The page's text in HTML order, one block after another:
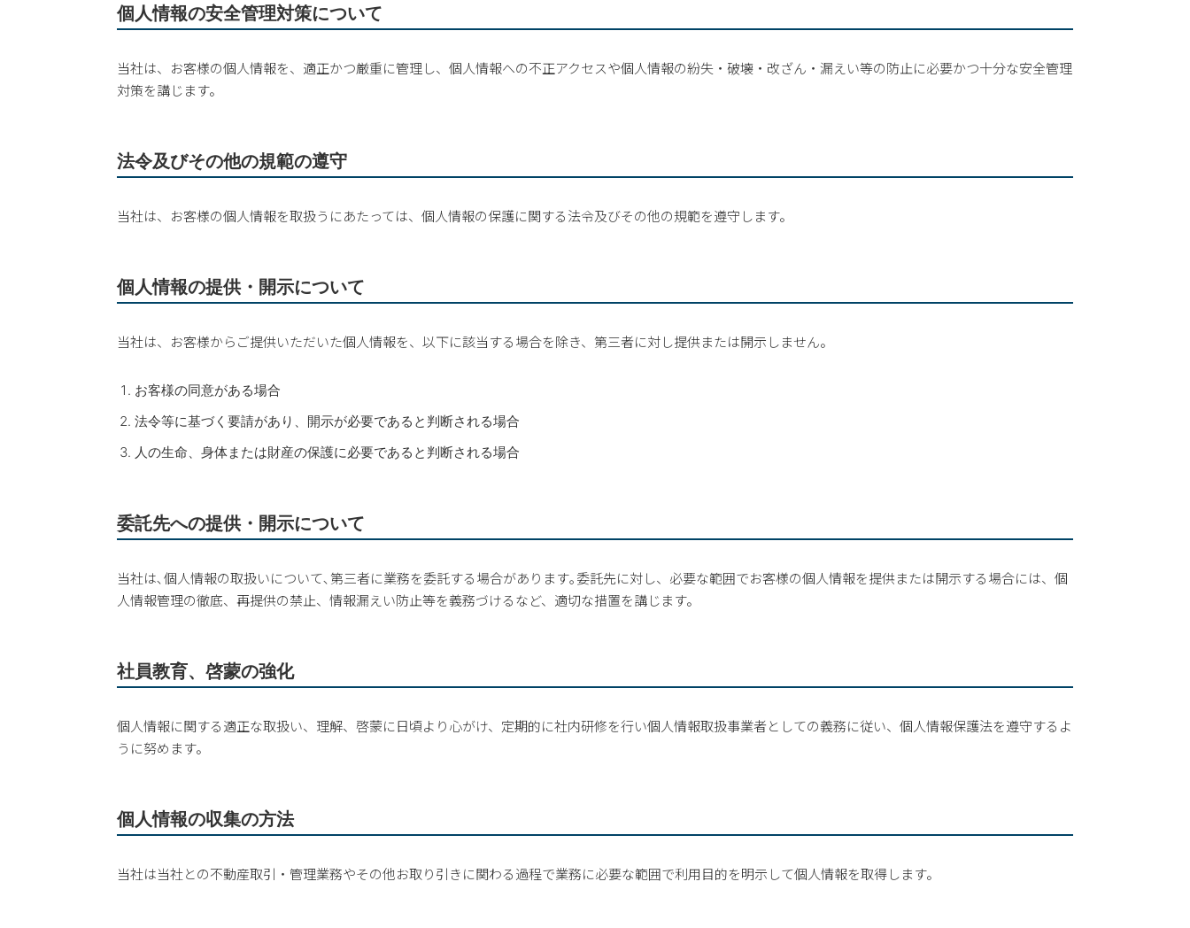
個人情報の安全管理対策について
当社は、お客様の個人情報を、適正かつ厳重に管理し、個人情報への不正アクセスや個人情報の紛失・破壊・改ざん・漏えい等の防止に必要かつ十分な安全管理
対策を講じます。
法令及びその他の規範の遵守
当社は、お客様の個人情報を取扱うにあたっては、個人情報の保護に関する法令及びその他の規範を遵守します。
個人情報の提供・開示について
当社は、お客様からご提供いただいた個人情報を、以下に該当する場合を除き、第三者に対し提供または開示しません。
お客様の同意がある場合
法令等に基づく要請があり、開示が必要であると判断される場合
人の生命、身体または財産の保護に必要であると判断される場合
委託先への提供・開示について
当社は､個人情報の取扱いについて､第三者に業務を委託する場合があります｡委託先に対し、必要な範囲でお客様の個人情報を提供または開示する場合には、個
人情報管理の徹底、再提供の禁止、情報漏えい防止等を義務づけるなど、適切な措置を講じます。
社員教育、啓蒙の強化
個人情報に関する適正な取扱い、理解、啓蒙に日頃より心がけ、定期的に社内研修を行い個人情報取扱事業者としての義務に従い、個人情報保護法を遵守するよ
うに努めます。
個人情報の収集の方法
当社は当社との不動産取引・管理業務やその他お取り引きに関わる過程で業務に必要な範囲で利用目的を明示して個人情報を取得します。